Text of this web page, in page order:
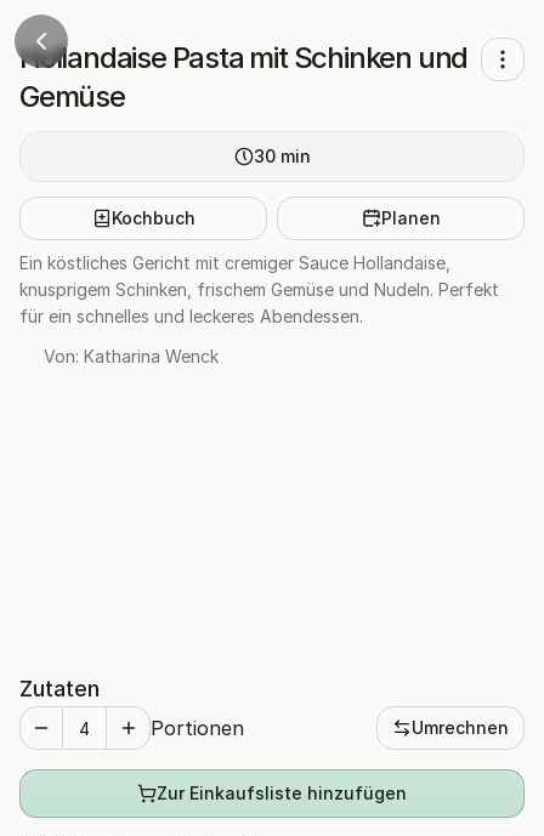
Hollandaise Pasta mit Schinken und
Gemüse
30 min
Kochbuch Planen
Ein köstliches Gericht mit cremiger Sauce Hollandaise,
knusprigem Schinken, frischem Gemüse und Nudeln. Perfekt
für ein schnelles und leckeres Abendessen.
Von: Katharina Wenck
Zutaten
Portionen Umrechnen
Zur Einkaufsliste hinzufügen